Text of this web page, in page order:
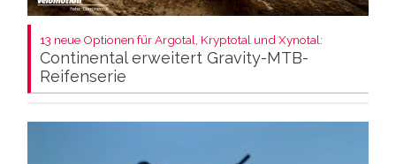
13 neue Optionen für Argotal, Kryptotal und Xynotal:
Continental erweitert Gravity-MTB-
Reifenserie